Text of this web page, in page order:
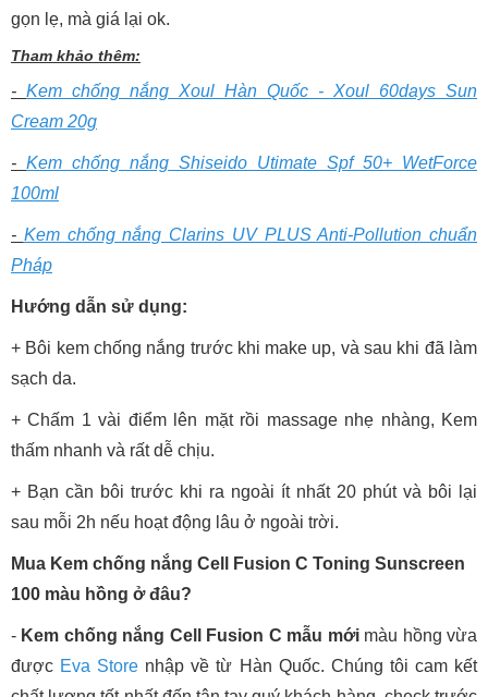
gọn lẹ, mà giá lại ok.
Tham khảo thêm:
- Kem chống nắng Xoul Hàn Quốc - Xoul 60days Sun
Cream 20g
- Kem chống nắng Shiseido Utimate Spf 50+ WetForce
100ml
- Kem chống nắng Clarins UV PLUS Anti-Pollution chuẩn
Pháp
Hướng dẫn sử dụng:
+ Bôi kem chống nắng trước khi make up, và sau khi đã làm
sạch da.
+ Chấm 1 vài điểm lên mặt rồi massage nhẹ nhàng, Kem
thấm nhanh và rất dễ chịu.
+ Bạn cần bôi trước khi ra ngoài ít nhất 20 phút và bôi lại
sau mỗi 2h nếu hoạt động lâu ở ngoài trời.
Mua Kem chống nắng Cell Fusion C Toning Sunscreen
100 màu hồng ở đâu?
- Kem chống nắng Cell Fusion C mẫu mớimàu hồng vừa
được Eva Store nhập về từ Hàn Quốc. Chúng tôi cam kết